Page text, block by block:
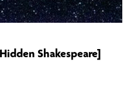
Shakespeare]